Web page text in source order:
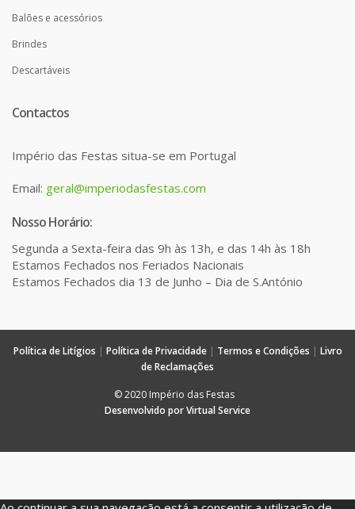
Balões e acessórios
Brindes
Descartáveis
Contactos
Império das Festas situa-se em Portugal
Email: geral@imperiodasfestas.com
Nosso Horário:
Segunda a Sexta-feira das 9h às 13h, e das 14h às 18h
Estamos Fechados nos Feriados Nacionais
Estamos Fechados dia 13 de Junho – Dia de S.António
Política de Litígios | Política de Privacidade| Termos e Condições | Livro
de Reclamações
© 2020 Império das Festas
Desenvolvido por Virtual Service